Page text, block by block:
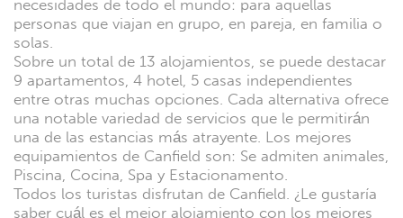
necesidades de todo el mundo: para aquellas
personas que viajan en grupo, en pareja, en familia o
solas.
Sobre un total de 13 alojamientos, se puede destacar
9 apartamentos, 4 hotel, 5 casas independientes
entre otras muchas opciones. Cada alternativa ofrece
una notable variedad de servicios que le permitirán
una de las estancias más atrayente. Los mejores
equipamientos de Canfield son: Se admiten animales,
Piscina, Cocina, Spa y Estacionamento.
Todos los turistas disfrutan de Canfield. ¿Le gustaría
saber cuál es el mejor alojamiento con los mejores